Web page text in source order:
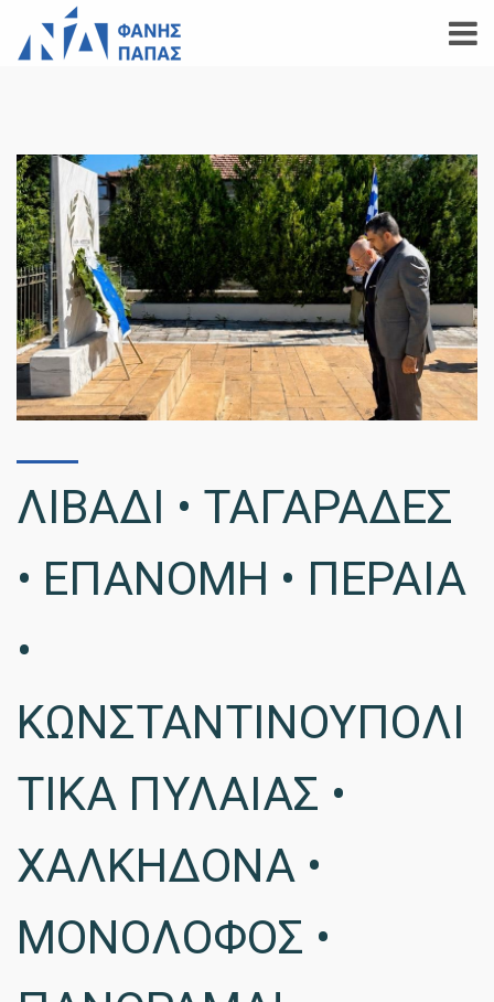
ΛΙΒΑΔΙ • ΤΑΓΑΡΑΔΕΣ
• ΕΠΑΝΟΜΗ • ΠΕΡΑΙΑ
•
ΚΩΝΣΤΑΝΤΙΝΟΥΠΟΛΙ
ΤΙΚΑ ΠΥΛΑΙΑΣ •
ΧΑΛΚΗΔΟΝΑ •
ΜΟΝΟΛΟΦΟΣ •